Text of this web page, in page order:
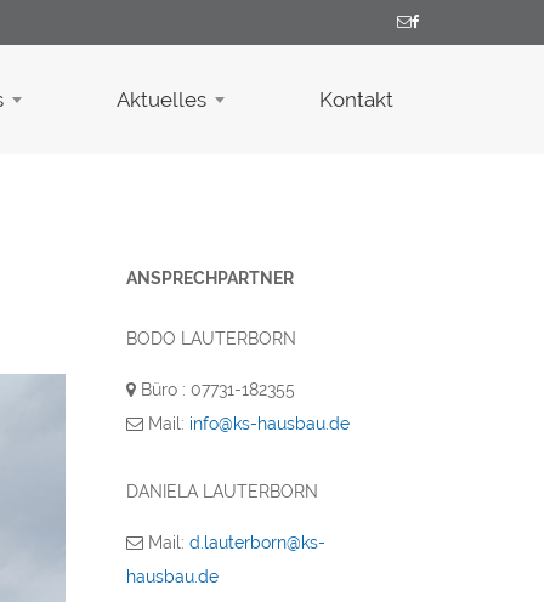
Aktuelles Kontakt
ANSPRECHPARTNER
BODO LAUTERBORN
Büro : 07731-182355
Mail: info@ks-hausbau.de
DANIELA LAUTERBORN
Mail: d.lauterborn@ks-
hausbau.de